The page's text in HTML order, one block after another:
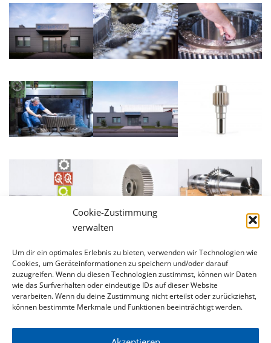
Cookie-Zustimmung
verwalten
Um dir ein optimales Erlebnis zu bieten, verwenden wir Technologien wie
Cookies, um Geräteinformationen zu speichern und/oder darauf
zuzugreifen. Wenn du diesen Technologien zustimmst, können wir Daten
wie das Surfverhalten oder eindeutige IDs auf dieser Website
verarbeiten. Wenn du deine Zustimmung nicht erteilst oder zurückziehst,
können bestimmte Merkmale und Funktionen beeinträchtigt werden.